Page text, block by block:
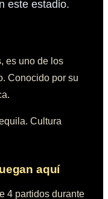
este estadio.
es uno de los
Conocido por su
Cultura
aquí
4 partidos durante